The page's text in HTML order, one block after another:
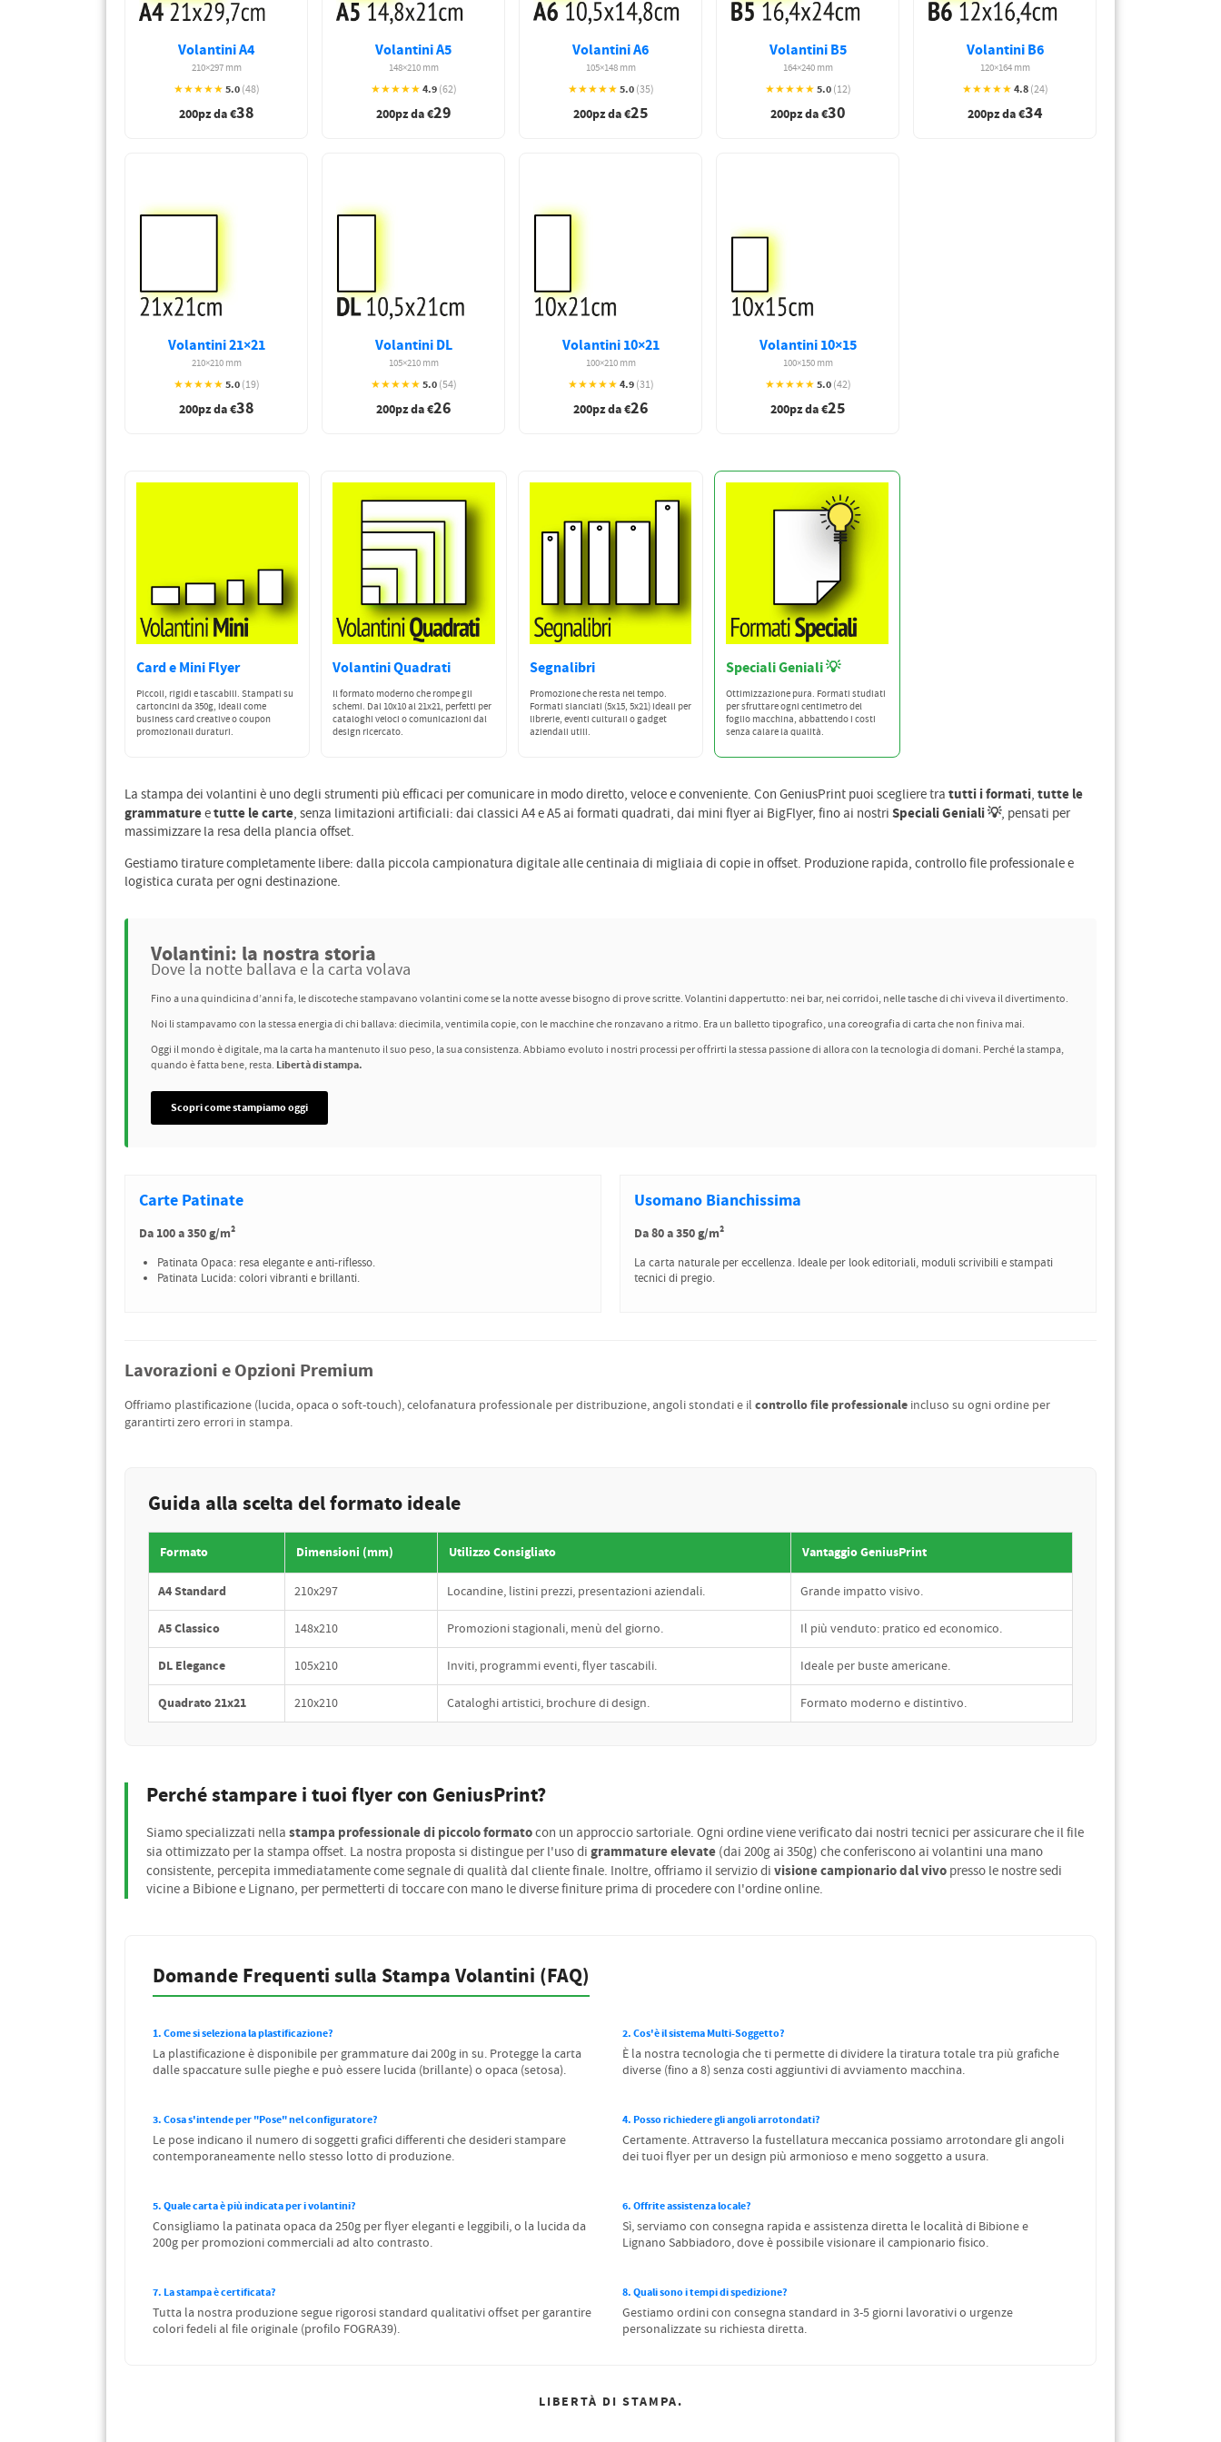
DORSALI TARGHE
PETTORALI CON NOME ATLETA
Volantini A4
210×297 mm
★★★★★5.0 (48)
200pz da €38
Volantini A5
148×210 mm
★★★★★4.9 (62)
200pz da €29
Volantini A6
105×148 mm
★★★★★5.0 (35)
200pz da €25
Volantini B5
164×240 mm
★★★★★5.0 (12)
200pz da €30
Volantini B6
120×164 mm
★★★★★4.8 (24)
200pz da €34
Volantini 21×21
210×210 mm
★★★★★5.0 (19)
200pz da €38
Volantini DL
105×210 mm
★★★★★5.0 (54)
200pz da €26
Volantini 10×21
100×210 mm
★★★★★4.9 (31)
200pz da €26
Volantini 10×15
100×150 mm
★★★★★5.0 (42)
200pz da €25
Card e Mini Flyer
Piccoli, rigidi e tascabili. Stampati su
cartoncini da 350g, ideali come
business card creative o coupon
promozionali duraturi.
Volantini Quadrati
Il formato moderno che rompe gli
schemi. Dal 10x10 al 21x21, perfetti per
cataloghi veloci o comunicazioni dal
design ricercato.
Segnalibri
Promozione che resta nel tempo.
Formati slanciati (5x15, 5x21) ideali per
librerie, eventi culturali o gadget
aziendali utili.
Speciali Geniali 💡
Ottimizzazione pura. Formati studiati
per sfruttare ogni centimetro del
foglio macchina, abbattendo i costi
senza calare la qualità.
La stampa dei volantini è uno degli strumenti più efficaci per comunicare in modo diretto, veloce e conveniente. Con GeniusPrint puoi scegliere tra tutti i formati, tutte le
grammatureetutte le carte, senza limitazioni artificiali: dai classici A4 e A5 ai formati quadrati, dai mini flyer ai BigFlyer, fino ai nostri Speciali Geniali 💡, pensati per
massimizzare la resa della plancia offset.
Gestiamo tirature completamente libere: dalla piccola campionatura digitale alle centinaia di migliaia di copie in offset. Produzione rapida, controllo file professionale e
logistica curata per ogni destinazione.
Volantini: la nostra storia
Dove la notte ballava e la carta volava
Fino a una quindicina d’anni fa, le discoteche stampavano volantini come se la notte avesse bisogno di prove scritte. Volantini dappertutto: nei bar, nei corridoi, nelle tasche di chi viveva il divertimento.
Noi li stampavamo con la stessa energia di chi ballava: diecimila, ventimila copie, con le macchine che ronzavano a ritmo. Era un balletto tipografico, una coreografia di carta che non finiva mai.
Oggi il mondo è digitale, ma la carta ha mantenuto il suo peso, la sua consistenza. Abbiamo evoluto i nostri processi per offrirti la stessa passione di allora con la tecnologia di domani. Perché la stampa,
quando è fatta bene, resta. Libertà di stampa.
Scopri come stampiamo oggi
Carte Patinate
Da 100 a 350 g/m²
Patinata Opaca: resa elegante e anti-riflesso.
Patinata Lucida: colori vibranti e brillanti.
Usomano Bianchissima
Da 80 a 350 g/m²
La carta naturale per eccellenza. Ideale per look editoriali, moduli scrivibili e stampati
tecnici di pregio.
Lavorazioni e Opzioni Premium
Offriamo plastificazione (lucida, opaca o soft-touch), celofanatura professionale per distribuzione, angoli stondati e il controllo file professionale incluso su ogni ordine per
garantirti zero errori in stampa.
Guida alla scelta del formato ideale
Formato Dimensioni (mm) Utilizzo Consigliato Vantaggio GeniusPrint
A4 Standard 210x297 Locandine, listini prezzi, presentazioni aziendali. Grande impatto visivo.
A5 Classico 148x210 Promozioni stagionali, menù del giorno. Il più venduto: pratico ed economico.
DL Elegance 105x210 Inviti, programmi eventi, flyer tascabili. Ideale per buste americane.
Quadrato 21x21 210x210 Cataloghi artistici, brochure di design. Formato moderno e distintivo.
Perché stampare i tuoi flyer con GeniusPrint?
Siamo specializzati nella stampa professionale di piccolo formatocon un approccio sartoriale. Ogni ordine viene verificato dai nostri tecnici per assicurare che il file
sia ottimizzato per la stampa offset. La nostra proposta si distingue per l'uso di grammature elevate (dai 200g ai 350g) che conferiscono ai volantini una mano
consistente, percepita immediatamente come segnale di qualità dal cliente finale. Inoltre, offriamo il servizio di visione campionario dal vivo presso le nostre sedi
vicine a Bibione e Lignano, per permetterti di toccare con mano le diverse finiture prima di procedere con l'ordine online.
Domande Frequenti sulla Stampa Volantini (FAQ)
1. Come si seleziona la plastificazione?
La plastificazione è disponibile per grammature dai 200g in su. Protegge la carta
dalle spaccature sulle pieghe e può essere lucida (brillante) o opaca (setosa).
2. Cos'è il sistema Multi-Soggetto?
È la nostra tecnologia che ti permette di dividere la tiratura totale tra più grafiche
diverse (fino a 8) senza costi aggiuntivi di avviamento macchina.
3. Cosa s'intende per "Pose" nel configuratore?
Le pose indicano il numero di soggetti grafici differenti che desideri stampare
contemporaneamente nello stesso lotto di produzione.
4. Posso richiedere gli angoli arrotondati?
Certamente. Attraverso la fustellatura meccanica possiamo arrotondare gli angoli
dei tuoi flyer per un design più armonioso e meno soggetto a usura.
5. Quale carta è più indicata per i volantini?
Consigliamo la patinata opaca da 250g per flyer eleganti e leggibili, o la lucida da
200g per promozioni commerciali ad alto contrasto.
6. Offrite assistenza locale?
Sì, serviamo con consegna rapida e assistenza diretta le località di Bibione e
Lignano Sabbiadoro, dove è possibile visionare il campionario fisico.
7. La stampa è certificata?
Tutta la nostra produzione segue rigorosi standard qualitativi offset per garantire
colori fedeli al file originale (profilo FOGRA39).
8. Quali sono i tempi di spedizione?
Gestiamo ordini con consegna standard in 3-5 giorni lavorativi o urgenze
personalizzate su richiesta diretta.
LIBERTÀ DI STAMPA.